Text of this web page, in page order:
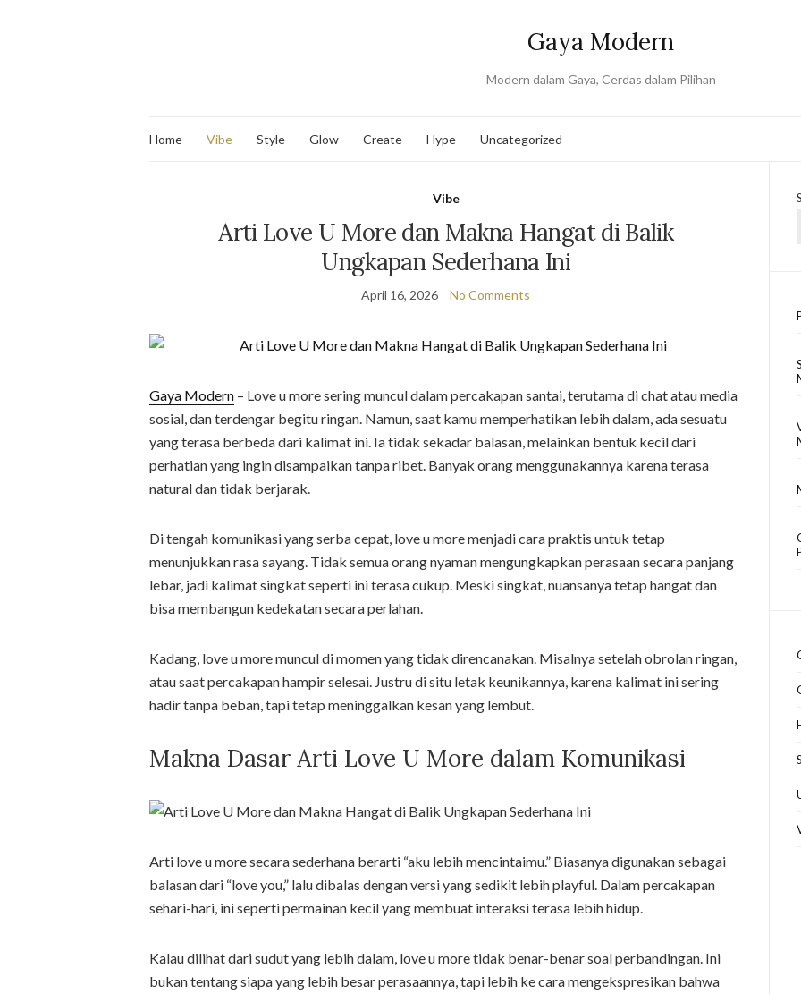
Gaya Modern
Modern dalam Gaya, Cerdas dalam Pilihan
Home Vibe Style Glow Create Hype Uncategorized
Vibe
Arti Love U More dan Makna Hangat di Balik
Ungkapan Sederhana Ini
April 16, 2026 No Comments
Gaya Modern – Love u more sering muncul dalam percakapan santai, terutama di chat atau media
sosial, dan terdengar begitu ringan. Namun, saat kamu memperhatikan lebih dalam, ada sesuatu
yang terasa berbeda dari kalimat ini. Ia tidak sekadar balasan, melainkan bentuk kecil dari
perhatian yang ingin disampaikan tanpa ribet. Banyak orang menggunakannya karena terasa
natural dan tidak berjarak.
Di tengah komunikasi yang serba cepat, love u more menjadi cara praktis untuk tetap
menunjukkan rasa sayang. Tidak semua orang nyaman mengungkapkan perasaan secara panjang
lebar, jadi kalimat singkat seperti ini terasa cukup. Meski singkat, nuansanya tetap hangat dan
bisa membangun kedekatan secara perlahan.
Kadang, love u more muncul di momen yang tidak direncanakan. Misalnya setelah obrolan ringan,
atau saat percakapan hampir selesai. Justru di situ letak keunikannya, karena kalimat ini sering
hadir tanpa beban, tapi tetap meninggalkan kesan yang lembut.
Makna Dasar Arti Love U More dalam Komunikasi
Arti love u more secara sederhana berarti “aku lebih mencintaimu.” Biasanya digunakan sebagai
balasan dari “love you,” lalu dibalas dengan versi yang sedikit lebih playful. Dalam percakapan
sehari-hari, ini seperti permainan kecil yang membuat interaksi terasa lebih hidup.
Kalau dilihat dari sudut yang lebih dalam, love u more tidak benar-benar soal perbandingan. Ini
bukan tentang siapa yang lebih besar perasaannya, tapi lebih ke cara mengekspresikan bahwa